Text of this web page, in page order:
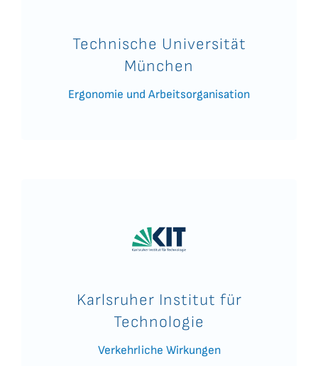
Technische Universität
München
Ergonomie und Arbeitsorganisation
Karlsruher Institut für
Technologie
Verkehrliche Wirkungen